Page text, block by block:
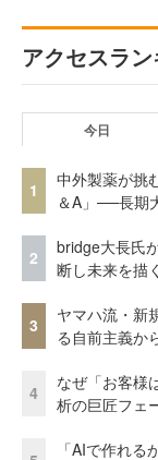
アクセスラ
今日
1
中外製薬が挑
＆A」──長期
2
bridge大長氏
断し未来を描
3
ヤマハ流・新
る自前主義か
4
なぜ「お客様
析の巨匠フェ
「AIで作れる